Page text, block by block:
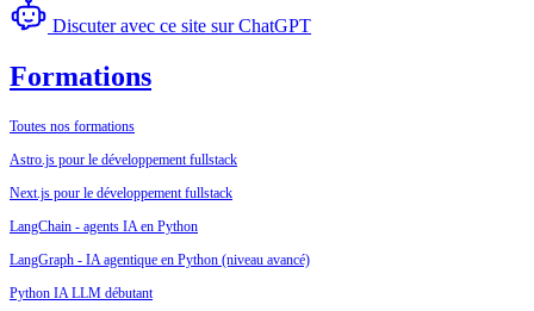
Discuter avec ce site sur ChatGPT
Formations
Toutes nos formations
Astro.js pour le développement fullstack
Next.js pour le développement fullstack
LangChain - agents IA en Python
LangGraph - IA agentique en Python (niveau avancé)
Python IA LLM débutant